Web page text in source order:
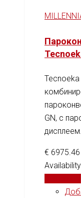
Tecnoeka
GN, c
дисплеем.
€ 6975.46